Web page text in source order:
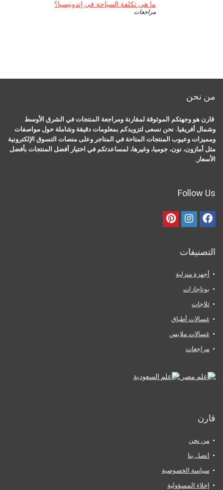
ما هي تكلفة السياحة في إندونيسيا؟
مراجعات
من نحن
قارن هو وجهتكم الموثوقة لمقارنة ومراجعة المنتجات في الشرق الأوسط
وشمال أفريقيا. نحن نسعى لتزويدكم بمعلومات دقيقة وشاملة حول مواصفات
ومميزات وعيوب المنتجات المتاحة في المتاجر وعلى منصات التسوق الإلكترونية
مثل أمازون، نون، جوميا، وغيرها، لمساعدتكم في اختيار أفضل المنتجات بأفضل
الأسعار.
Follow Us
التصنيفات
أجهزة منزلية
بوتاجازات
ثلاجات
غسالات أطباق
غسالات ملابس
مراجعات
قارن
من نحن
اتصل بنا
سياسة الخصوصية
إخلاء المسؤولية